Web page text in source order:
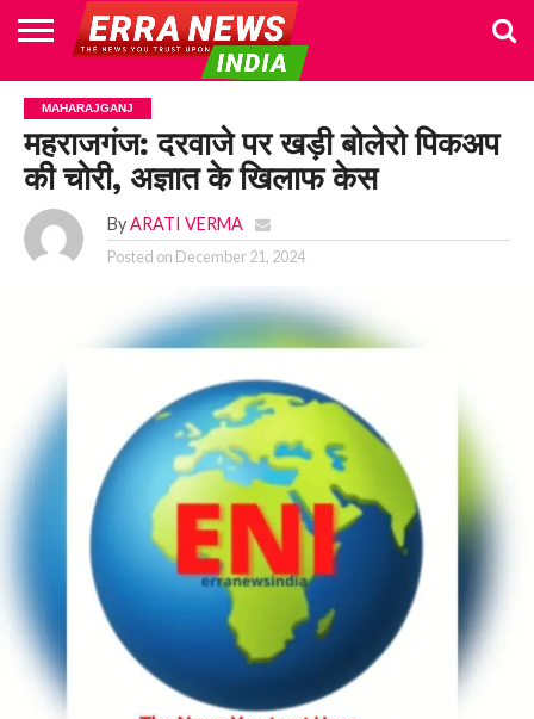
HOME
POLITICS
NEWS
BUSINESS
CULTURE
NATIONAL
SPORTS
LIFESTYLE
TRAVEL
OPINION
BREAKING
NEWS
ENTERTAINMENT
WORLD
CRIME
JOIN
US
MAHARAJGANJ
महराजगंज: दरवाजे पर खड़ी बोलेरो पिकअप
की चोरी, अज्ञात के खिलाफ केस
By ARATI VERMA
Posted on December 21, 2024